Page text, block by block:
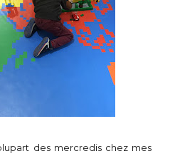
des mercredis chez mes